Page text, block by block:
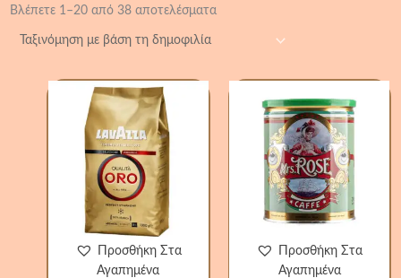
Βλέπετε 1–20 από 38 αποτελέσματα
Προσθήκη Στα
Αγαπημένα
Lavazza
Καφές
Espresso
Κόκκους
Qualita
Oro
100%
Arabica
1000gr
ποσότητα
Προσθήκη Στα
Αγαπημένα
Mrs
Rose
Caffe
Espresso
Κόκκους
250gr
ποσότητα